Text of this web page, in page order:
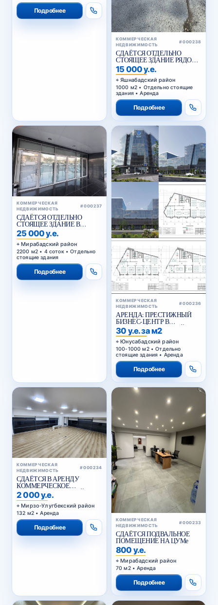
Подробнее
КОММЕРЧЕСКАЯ
НЕДВИЖИМОСТЬ
#000238
СДАЁТСЯ ОТДЕЛЬНО
СТОЯЩЕЕ ЗДАНИЕ РЯДОМ
С ЖИГУЛИ БАР
15 000 у.е.
Яшнабадский район
1000 м2 • Отдельно стоящие
здания • Аренда
Подробнее
КОММЕРЧЕСКАЯ
НЕДВИЖИМОСТЬ
#000237
СДАЁТСЯ ОТДЕЛЬНО
СТОЯЩЕЕ ЗДАНИЕ В
АРЕНДУ В МИРАБАДСКОМ
РАЙОНЕ
25 000 у.е.
Мирабадский район
2200 м2 • 4 соток • Отдельно
стоящие здания
Подробнее
КОММЕРЧЕСКАЯ
НЕДВИЖИМОСТЬ
#000236
АРЕНДА: ПРЕСТИЖНЫЙ
БИЗНЕС-ЦЕНТР В
ЮНУСАБАДСКОМ РАЙОНЕ
30 у.е. за м2
Юнусабадский район
100-1000 м2 • Отдельно
стоящие здания • Аренда
Подробнее
КОММЕРЧЕСКАЯ
НЕДВИЖИМОСТЬ
#000234
СДАЁТСЯ В АРЕНДУ
КОММЕРЧЕСКОЕ
ПОМЕЩЕНИЕ В АКАЙ
СИТИ
2 000 у.е.
Мирзо-Улугбекский район
132 м2 • Аренда
Подробнее
КОММЕРЧЕСКАЯ
НЕДВИЖИМОСТЬ
#000233
СДАЁТСЯ ПОДВАЛЬНОЕ
ПОМЕЩЕНИЕ НА ЦУМе
800 у.е.
Мирабадский район
70 м2 • Аренда
Подробнее